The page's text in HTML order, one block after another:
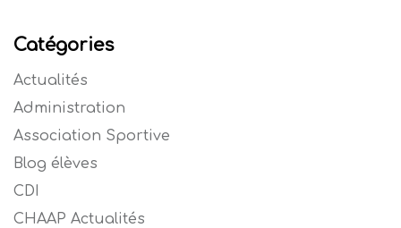
Catégories
Actualités
Administration
Association Sportive
Blog élèves
CDI
CHAAP Actualités